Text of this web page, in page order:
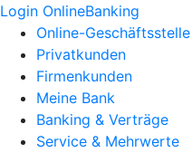
Login OnlineBanking
Online-Geschäftsstelle
Privatkunden
Firmenkunden
Meine Bank
Banking & Verträge
Service & Mehrwerte